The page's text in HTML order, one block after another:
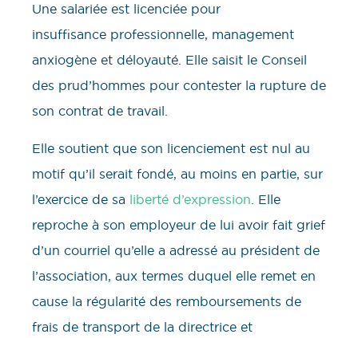
Une salariée est licenciée pour
insuffisance professionnelle, management
anxiogène et déloyauté. Elle saisit le Conseil
des prud’hommes pour contester la rupture de
son contrat de travail.
Elle soutient que son licenciement est nul au
motif qu’il serait fondé, au moins en partie, sur
l’exercice de sa liberté d’expression . Elle
reproche à son employeur de lui avoir fait grief
d’un courriel qu’elle a adressé au président de
l’association, aux termes duquel elle remet en
cause la régularité des remboursements de
frais de transport de la directrice et